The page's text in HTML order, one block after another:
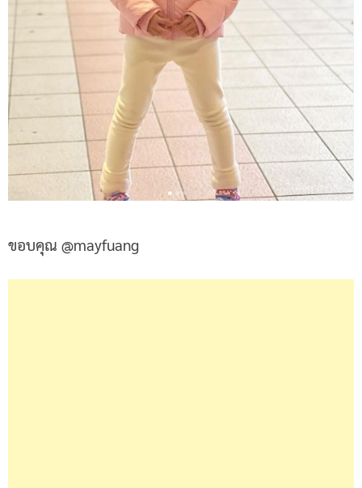
ขอบคุณ @mayfuang